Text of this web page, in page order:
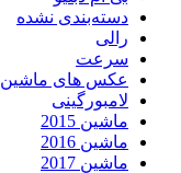
دسته‌بندی نشده
رالی
سرعت
عکس های ماشین
لامبورگینی
ماشین 2015
ماشین 2016
ماشین 2017